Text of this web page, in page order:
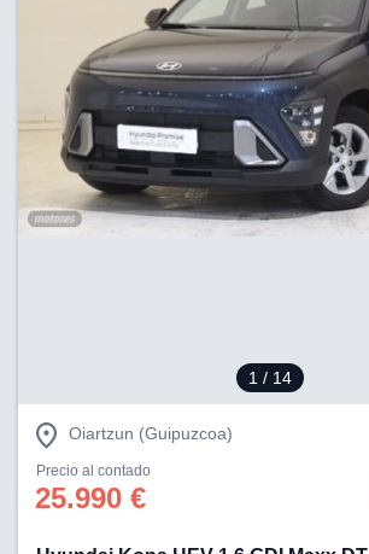
1 / 14
Oiartzun (Guipuzcoa)
Precio al contado
25.990 €